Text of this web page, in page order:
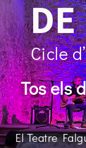
Cicle
Tos els
El Teatre